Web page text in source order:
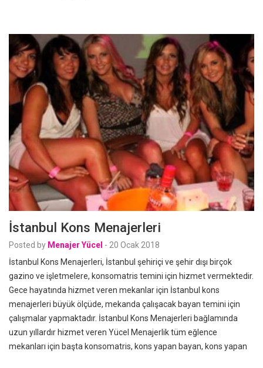
İstanbul Kons Menajerleri
Posted by Menajer Yücel - 20 Ocak 2018
İstanbul Kons Menajerleri, İstanbul şehiriçi ve şehir dışı birçok
gazino ve işletmelere, konsomatris temini için hizmet vermektedir.
Gece hayatında hizmet veren mekanlar için İstanbul kons
menajerleri büyük ölçüde, mekanda çalışacak bayan temini için
çalışmalar yapmaktadır. İstanbul Kons Menajerleri bağlamında
uzun yıllardır hizmet veren Yücel Menajerlik tüm eğlence
mekanları için başta konsomatris, kons yapan bayan, kons yapan